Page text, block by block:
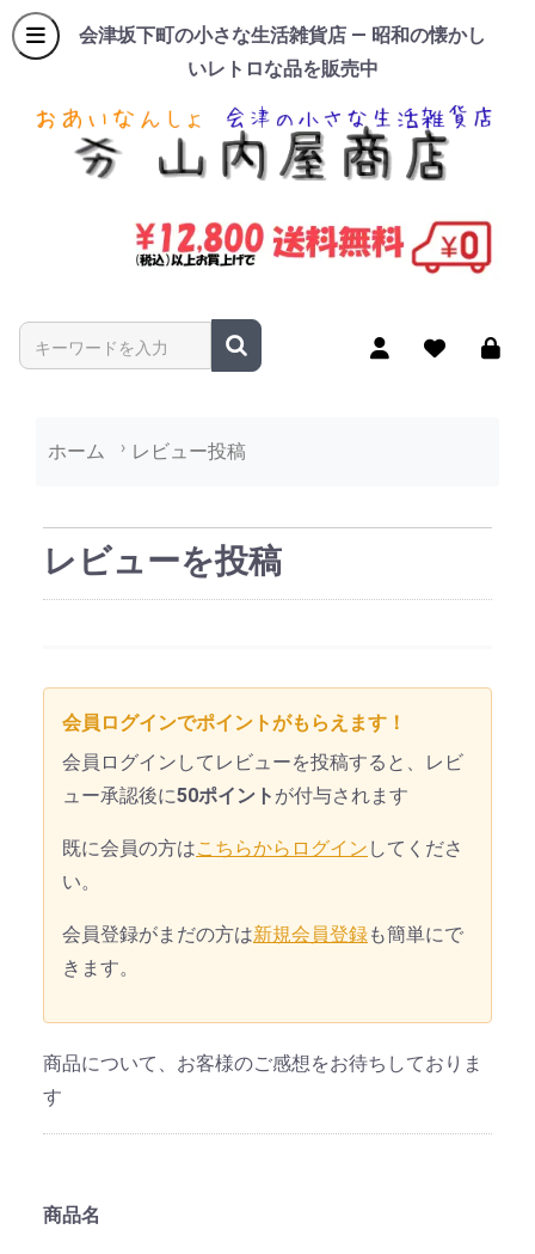
会津坂下町の小さな生活雑貨店 — 昭和の懐かし
いレトロな品を販売中
商品名やキーワードを入力
ホーム レビュー投稿
レビューを投稿
会員ログインでポイントがもらえます！
会員ログインしてレビューを投稿すると、レビ
ュー承認後に50ポイント が付与されます
既に会員の方はこちらからログイン してくださ
い。
会員登録がまだの方は新規会員登録も簡単にで
きます。
商品について、お客様のご感想をお待ちしておりま
す
商品名